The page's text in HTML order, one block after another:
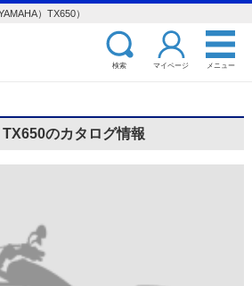
）TX650）
検索 マイページ メニュー
のカタログ情報